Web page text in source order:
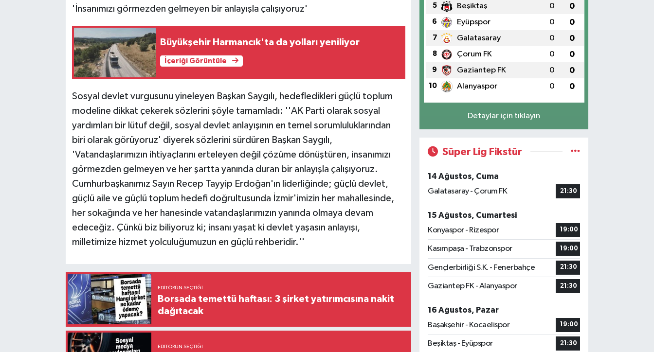
'İnsanımızı görmezden gelmeyen bir anlayışla çalışıyoruz'
Büyükşehir Harmancık'ta da yolları yeniliyor
İçeriği Görüntüle
Sosyal devlet vurgusunu yineleyen Başkan Saygılı, hedefledikleri güçlü toplum
modeline dikkat çekerek sözlerini şöyle tamamladı: ''AK Parti olarak sosyal
yardımları bir lütuf değil, sosyal devlet anlayışının en temel sorumluluklarından
biri olarak görüyoruz' diyerek sözlerini sürdüren Başkan Saygılı,
'Vatandaşlarımızın ihtiyaçlarını erteleyen değil çözüme dönüştüren, insanımızı
görmezden gelmeyen ve her şartta yanında duran bir anlayışla çalışıyoruz.
Cumhurbaşkanımız Sayın Recep Tayyip Erdoğan'ın liderliğinde; güçlü devlet,
güçlü aile ve güçlü toplum hedefi doğrultusunda İzmir'imizin her mahallesinde,
her sokağında ve her hanesinde vatandaşlarımızın yanında olmaya devam
edeceğiz. Çünkü biz biliyoruz ki; insanı yaşat ki devlet yaşasın anlayışı,
milletimize hizmet yolculuğumuzun en güçlü rehberidir.''
EDITÖRÜN SEÇTIĞI
Borsada temettü haftası: 3 şirket yatırımcısına nakit
dağıtacak
EDITÖRÜN SEÇTIĞI
5 Beşiktaş 0 0
6 Eyüpspor 0 0
7 Galatasaray 0 0
8 Çorum FK 0 0
9 Gaziantep FK 0 0
10 Alanyaspor 0 0
Detaylar için tıklayın
Süper Lig Fikstür
14 Ağustos, Cuma
Galatasaray - Çorum FK
21:30
15 Ağustos, Cumartesi
Konyaspor - Rizespor
19:00
Kasımpaşa - Trabzonspor 19:00
Gençlerbirliği S.K. - Fenerbahçe 21:30
Gaziantep FK - Alanyaspor 21:30
16 Ağustos, Pazar
Başakşehir - Kocaelispor
19:00
Beşiktaş - Eyüpspor 21:30